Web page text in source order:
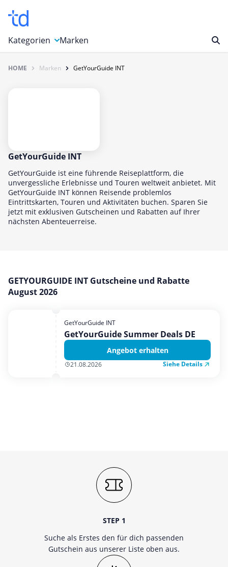
Kategorien
Auto, Motorrad & Werkzeuge
Essen & Trinken
Foto, Druck & Büro
Gaming & Spielzeug
Garten, Haushalt & Tiere
Gesundheit & Beauty
Sonstiges
Urlaub & Reise
Marken
HOME Marken GetYourGuide INT
GetYourGuide INT
GetYourGuide ist eine führende Reiseplattform, die
unvergessliche Erlebnisse und Touren weltweit anbietet. Mit
GetYourGuide INT können Reisende problemlos
Eintrittskarten, Touren und Aktivitäten buchen. Sparen Sie
jetzt mit exklusiven Gutscheinen und Rabatten auf Ihrer
nächsten Abenteuerreise.
GETYOURGUIDE INT Gutscheine und Rabatte
August 2026
GetYourGuide INT
GetYourGuide Summer Deals DE
Angebot erhalten
21.08.2026 Siehe Details
STEP 1
Suche als Erstes den für dich passenden
Gutschein aus unserer Liste oben aus.